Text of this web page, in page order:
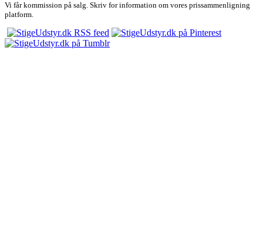
Vi får kommission på salg. Skriv for information om vores prissammenligning
platform.